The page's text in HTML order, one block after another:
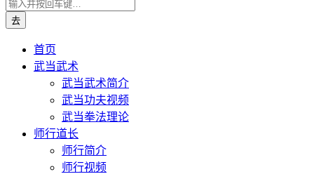
首页
武当武术
武当武术简介
武当功夫视频
武当拳法理论
师行道长
师行简介
师行视频